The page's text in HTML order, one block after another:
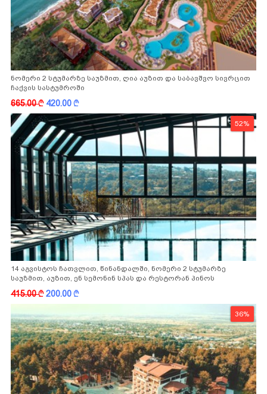
ნომერი 2 სტუმარზე საუზმით, ღია აუზით და საბავშვო სივრცით
ჩაქვის სასტუმროში
665.00k 420.00k
52%
14 აგვისტოს ჩათვლით, წინანდალში, ნომერი 2 სტუმარზე
საუზმით, აუზით, ენ სემონინ სპას და რესტორან პინოს
ფასდაკლებით
415.00k200.00k
36%